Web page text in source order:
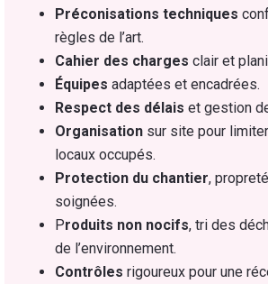
Préconisations techniques
règles de l’art.
Cahier des charges clair et
Équipes adaptées et encadrées.
Respect des délais et gestion
Organisationsur site pour
locaux occupés.
Protection du chantier,
soignées.
Produits non nocifs, tri des
de l’environnement.
Contrôles rigoureux pour une